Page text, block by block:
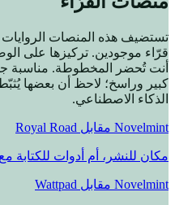
تستضيف هذه المنصات الروايات
قرّاء موجودين. تركيزها على
أنت تُحضر المخطوطة. مناسبة
كبير وراسخ؛ لاحظ أن بعضها
الذكاء الاصطناعي.
Novelmint مقابل Royal Road
مكان للنشر، أم أدوات للكتابة
Novelmint مقابل Wattpad